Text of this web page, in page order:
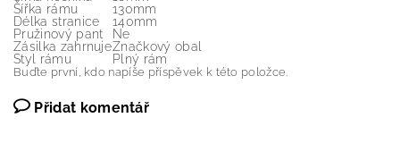
Šířka rámu
130mm
Délka stranice
140mm
Pružinový pant
Ne
Zásilka zahrnujeZnačkový obal
Styl rámu
Plný rám
Buďte první, kdo napíše příspěvek k této položce.
Přidat komentář